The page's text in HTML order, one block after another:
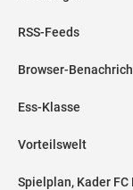
RSS-Feeds
Browser-
Ess-Klasse
Vorteilswelt
Spielplan, Kader FC